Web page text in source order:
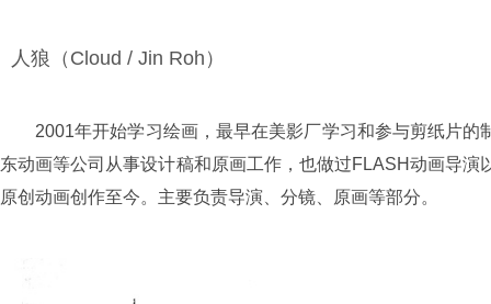
人狼（Cloud / Jin Roh）
2001年开始学习绘画，最早在美影厂学习和参与剪纸片
东动画等公司从事设计稿和原画工作，也做过FLASH动画导
原创动画创作至今。主要负责导演、分镜、原画等部分。